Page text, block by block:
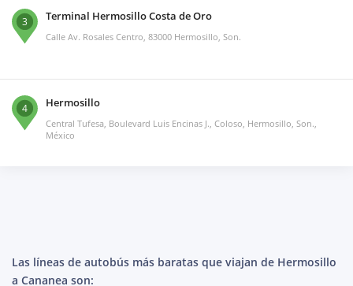
3 Terminal Hermosillo Costa de Oro
Calle Av. Rosales Centro, 83000 Hermosillo, Son.
4 Hermosillo
Central Tufesa, Boulevard Luis Encinas J., Coloso, Hermosillo, Son.,
México
Las líneas de autobús más baratas que viajan de Hermosillo
a Cananea son: